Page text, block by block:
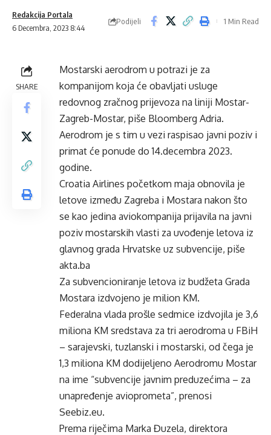
6 Decembra, 2023 8:44
Redakcija Portala
Podijeli 1 Min Read
SHARE
Mostarski aerodrom u potrazi je za
kompanijom koja će obavljati usluge
redovnog zračnog prijevoza na liniji Mostar-
Zagreb-Mostar, piše Bloomberg Adria.
Aerodrom je s tim u vezi raspisao javni poziv i
primat će ponude do 14.decembra 2023.
godine.
Croatia Airlines početkom maja obnovila je
letove između Zagreba i Mostara nakon što
se kao jedina aviokompanija prijavila na javni
poziv mostarskih vlasti za uvođenje letova iz
glavnog grada Hrvatske uz subvencije, piše
akta.ba
Za subvencioniranje letova iz budžeta Grada
Mostara izdvojeno je milion KM.
Federalna vlada prošle sedmice izdvojila je 3,6
miliona KM sredstava za tri aerodroma u FBiH
– sarajevski, tuzlanski i mostarski, od čega je
1,3 miliona KM dodijeljeno Aerodromu Mostar
na ime “subvencije javnim preduzećima – za
unapređenje avioprometa”, prenosi
Seebiz.eu.
Prema riječima Marka Đuzela, direktora